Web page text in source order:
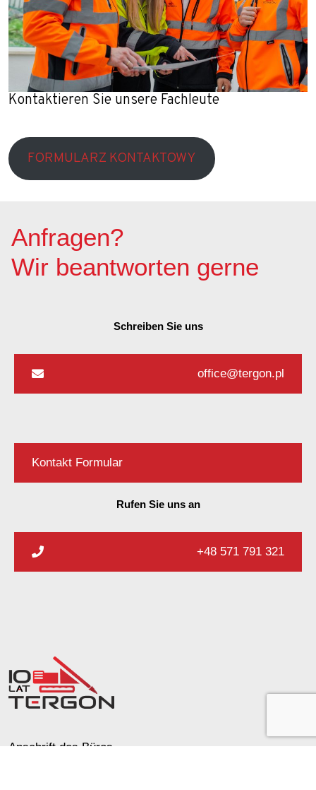
Team
Zuschüsse
Kontaktieren Sie unsere Fachleute
FORMULARZ KONTAKTOWY
Anfragen?
Wir beantworten gerne
Schreiben Sie uns
office@tergon.pl
Kontakt Formular
Rufen Sie uns an
+48 571 791 321
Anschrift des Büros